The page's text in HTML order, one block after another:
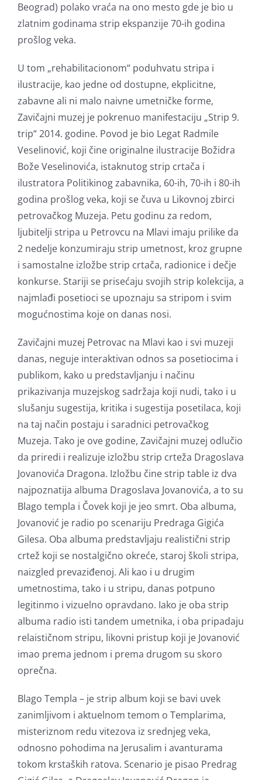
Beograd) polako vraća na ono mesto gde je bio u
zlatnim godinama strip ekspanzije 70-ih godina
prošlog veka.
U tom „rehabilitacionom“ poduhvatu stripa i
ilustracije, kao jedne od dostupne, ekplicitne,
zabavne ali ni malo naivne umetničke forme,
Zavičajni muzej je pokrenuo manifestaciju „Strip 9.
trip“ 2014. godine. Povod je bio Legat Radmile
Veselinović, koji čine originalne ilustracije Božidra
Bože Veselinovića, istaknutog strip crtača i
ilustratora Politikinog zabavnika, 60-ih, 70-ih i 80-ih
godina prošlog veka, koji se čuva u Likovnoj zbirci
petrovačkog Muzeja. Petu godinu za redom,
ljubitelji stripa u Petrovcu na Mlavi imaju prilike da
2 nedelje konzumiraju strip umetnost, kroz grupne
i samostalne izložbe strip crtača, radionice i dečje
konkurse. Stariji se prisećaju svojih strip kolekcija, a
najmlađi posetioci se upoznaju sa stripom i svim
mogućnostima koje on danas nosi.
Zavičajni muzej Petrovac na Mlavi kao i svi muzeji
danas, neguje interaktivan odnos sa posetiocima i
publikom, kako u predstavljanju i načinu
prikazivanja muzejskog sadržaja koji nudi, tako i u
slušanju sugestija, kritika i sugestija posetilaca, koji
na taj način postaju i saradnici petrovačkog
Muzeja. Tako je ove godine, Zavičajni muzej odlučio
da priredi i realizuje izložbu strip crteža Dragoslava
Jovanovića Dragona. Izložbu čine strip table iz dva
najpoznatija albuma Dragoslava Jovanovića, a to su
Blago templa i Čovek koji je jeo smrt. Oba albuma,
Jovanović je radio po scenariju Predraga Gigića
Gilesa. Oba albuma predstavljaju realistični strip
crtež koji se nostalgično okreće, staroj školi stripa,
naizgled prevaziđenoj. Ali kao i u drugim
umetnostima, tako i u stripu, danas potpuno
legitinmo i vizuelno opravdano. Iako je oba strip
albuma radio isti tandem umetnika, i oba pripadaju
relaističnom stripu, likovni pristup koji je Jovanović
imao prema jednom i prema drugom su skoro
oprečna.
Blago Templa – je strip album koji se bavi uvek
zanimljivom i aktuelnom temom o Templarima,
misteriznom redu vitezova iz srednjeg veka,
odnosno pohodima na Jerusalim i avanturama
tokom krstaških ratova. Scenario je pisao Predrag